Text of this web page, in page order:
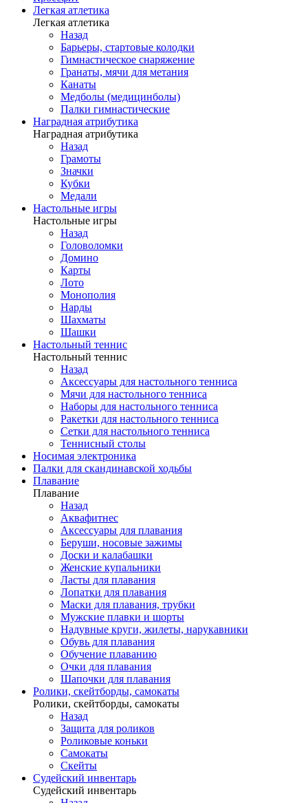
Легкая атлетика
Легкая атлетика
Назад
Барьеры, стартовые колодки
Гимнастическое снаряжение
Гранаты, мячи для метания
Канаты
Медболы (медицинболы)
Палки гимнастические
Наградная атрибутика
Наградная атрибутика
Назад
Грамоты
Значки
Кубки
Медали
Настольные игры
Настольные игры
Назад
Головоломки
Домино
Карты
Лото
Монополия
Нарды
Шахматы
Шашки
Настольный теннис
Настольный теннис
Назад
Аксессуары для настольного тенниса
Мячи для настольного тенниса
Наборы для настольного тенниса
Ракетки для настольного тенниса
Сетки для настольного тенниса
Теннисный столы
Носимая электроника
Палки для скандинавской ходьбы
Плавание
Плавание
Назад
Аквафитнес
Аксессуары для плавания
Беруши, носовые зажимы
Доски и калабашки
Женские купальники
Ласты для плавания
Лопатки для плавания
Маски для плавания, трубки
Мужские плавки и шорты
Надувные круги, жилеты, нарукавники
Обувь для плавания
Обучение плаванию
Очки для плавания
Шапочки для плавания
Ролики, скейтборды, самокаты
Ролики, скейтборды, самокаты
Назад
Защита для роликов
Роликовые коньки
Самокаты
Скейты
Судейский инвентарь
Судейский инвентарь